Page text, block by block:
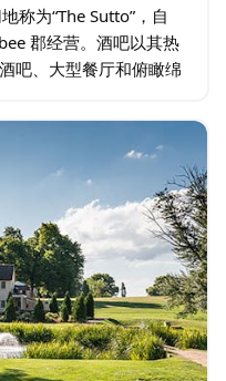
称为“The Sutto”，自
郡经营。酒吧以其热
吧、大型餐厅和俯瞰绵